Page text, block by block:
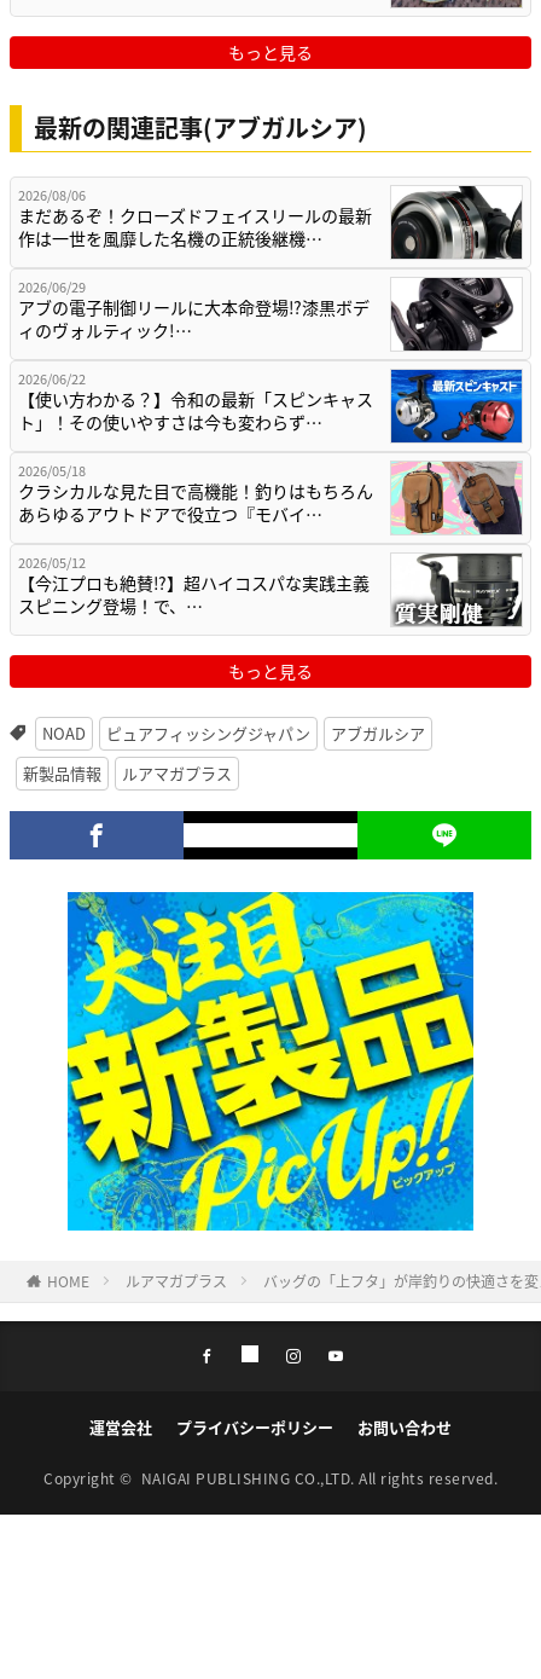
もっと見る
最新の関連記事(アブガルシア)
2026/08/06
まだあるぞ！クローズドフェイスリールの最新
作は一世を風靡した名機の正統後継機…
2026/06/29
アブの電子制御リールに大本命登場⁉漆黒ボデ
ィのヴォルティック!…
2026/06/22
【使い方わかる？】令和の最新「スピンキャス
ト」！その使いやすさは今も変わらず…
2026/05/18
クラシカルな見た目で高機能！釣りはもちろん
あらゆるアウトドアで役立つ『モバイ…
2026/05/12
【今江プロも絶賛⁉】超ハイコスパな実践主義
スピニング登場！で、…
もっと見る
NOAD ピュアフィッシングジャパン
アブガルシア
新製品情報
ルアマガプラス
HOME ルアマガプラス バッグの「上フタ」が岸釣りの快適さを
運営会社 プライバシーポリシー お問い合わせ
Copyright © NAIGAI PUBLISHING CO.,LTD. All rights reserved.